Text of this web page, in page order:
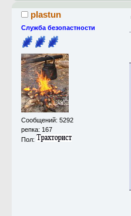
plastun
Служба безопастности
Сообщений: 5292
репка: 167
Пол: